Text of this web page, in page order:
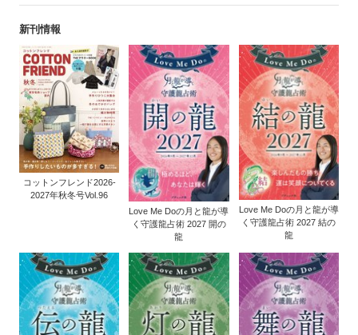
新刊情報
コットンフレンド2026-
2027年秋冬号Vol.96
Love Me Doの月と龍が導
く守護龍占術 2027 開の
龍
Love Me Doの月と龍が導
く守護龍占術 2027 結の
龍